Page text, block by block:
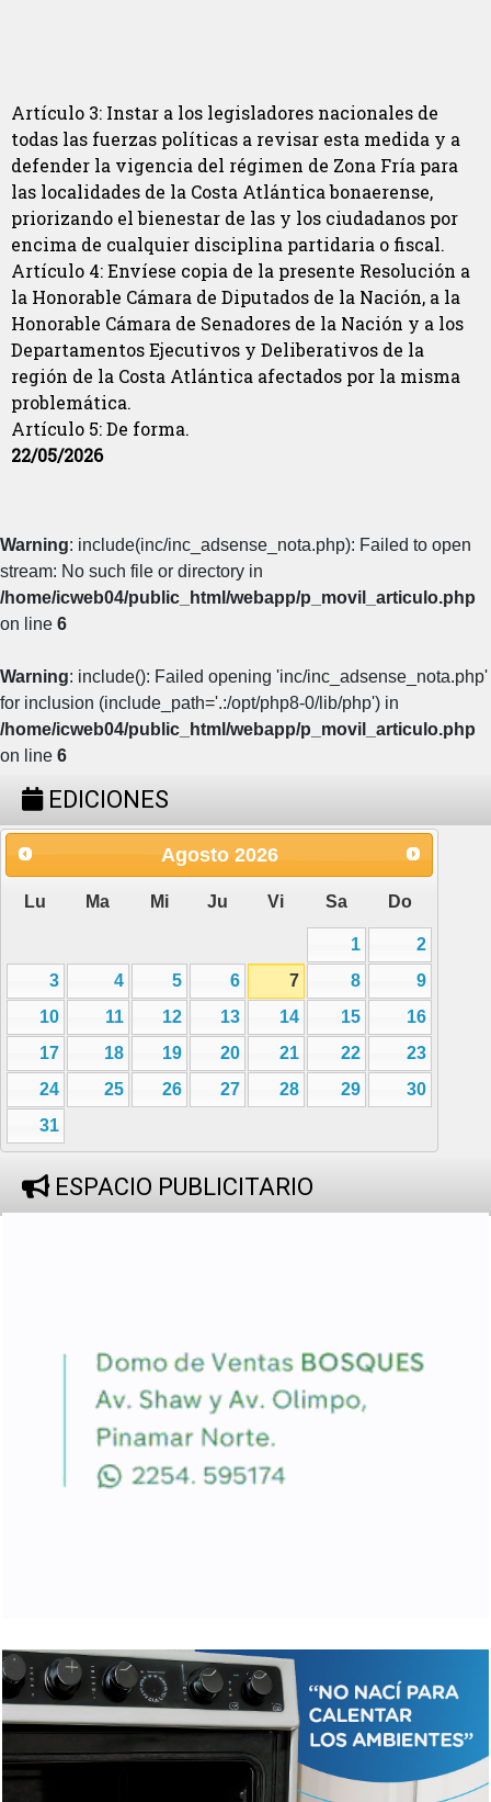
Artículo 3: Instar a los legisladores nacionales de
todas las fuerzas políticas a revisar esta medida y a
defender la vigencia del régimen de Zona Fría para
las localidades de la Costa Atlántica bonaerense,
priorizando el bienestar de las y los ciudadanos por
encima de cualquier disciplina partidaria o fiscal.
Artículo 4: Envíese copia de la presente Resolución a
la Honorable Cámara de Diputados de la Nación, a la
Honorable Cámara de Senadores de la Nación y a los
Departamentos Ejecutivos y Deliberativos de la
región de la Costa Atlántica afectados por la misma
problemática.
Artículo 5: De forma.
22/05/2026
Warning: include(inc/inc_adsense_nota.php): Failed to open
stream: No such file or directory in
/home/icweb04/public_html/webapp/p_movil_articulo.php
on line 6
Warning: include(): Failed opening 'inc/inc_adsense_nota.php'
for inclusion (include_path='.:/opt/php8-0/lib/php') in
/home/icweb04/public_html/webapp/p_movil_articulo.php
on line 6
EDICIONES
Agosto 2026
Lu Ma Mi Ju Vi Sa Do
1
2
3
4 5 6 7 8
9
10
11 12 13 14 15
16
17
18 19 20 21 22
23
24
25 26 27 28 29
30
31
ESPACIO PUBLICITARIO